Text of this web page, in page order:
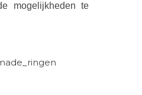
mogelijkheden te